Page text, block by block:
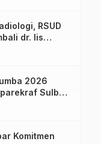
RSUD
dr. Iis
2026
Sulbar
Komitmen